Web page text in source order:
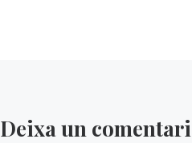
Deixa un comentari